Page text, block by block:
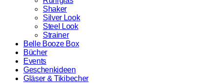
Shaker
Silver Look
Steel Look
Strainer
Belle Booze Box
Bücher
Events
Geschenkideen
Gläser & Tikibecher